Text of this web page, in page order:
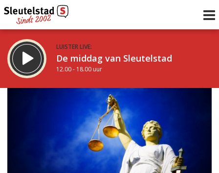
LUISTER LIVE:
De middag van Sleutelstad
12.00 - 18.00 uur
De avond van Sleutelstad
uur 1 van 0